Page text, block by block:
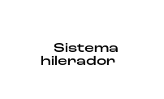
Sistema
hilerador